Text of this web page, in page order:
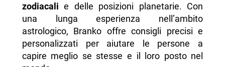
- Oroscopo della Bilancia
- Oroscopo dello Scorpione
- Oroscopo del Sagittario
- Oroscopo del Capricorno
zodiacali e delle posizioni planetarie. Con
una lunga esperienza nell’ambito
astrologico, Branko offre consigli precisi e
personalizzati per aiutare le persone a
capire meglio se stesse e il loro posto nel